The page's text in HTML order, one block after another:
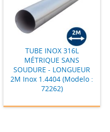
TUBE INOX 316L
MÉTRIQUE SANS
SOUDURE - LONGUEUR
2M Inox 1.4404 (Modelo :
72262)